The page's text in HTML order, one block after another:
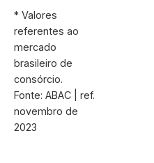
* Valores
referentes ao
mercado
brasileiro de
consórcio.
Fonte: ABAC | ref.
novembro de
2023